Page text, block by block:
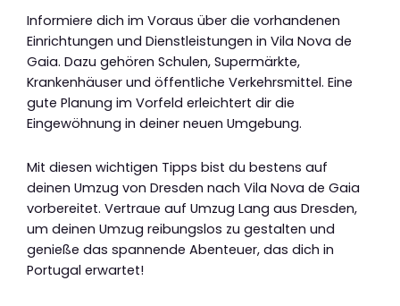
Informiere dich im Voraus über die vorhandenen
Einrichtungen und Dienstleistungen in Vila Nova de
Gaia. Dazu gehören Schulen, Supermärkte,
Krankenhäuser und öffentliche Verkehrsmittel. Eine
gute Planung im Vorfeld erleichtert dir die
Eingewöhnung in deiner neuen Umgebung.
Mit diesen wichtigen Tipps bist du bestens auf
deinen Umzug von Dresden nach Vila Nova de Gaia
vorbereitet. Vertraue auf Umzug Lang aus Dresden,
um deinen Umzug reibungslos zu gestalten und
genieße das spannende Abenteuer, das dich in
Portugal erwartet!